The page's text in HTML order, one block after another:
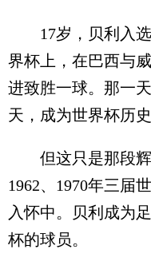
17岁，贝利入选
界杯上，在巴西与
进致胜一球。那一
天，成为世界杯历
但这只是那段辉
1962、1970年三届
入怀中。贝利成为
杯的球员。